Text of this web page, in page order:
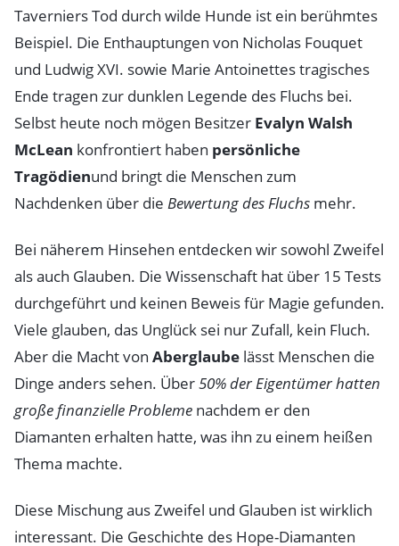
Taverniers Tod durch wilde Hunde ist ein berühmtes
Beispiel. Die Enthauptungen von Nicholas Fouquet
und Ludwig XVI. sowie Marie Antoinettes tragisches
Ende tragen zur dunklen Legende des Fluchs bei.
Selbst heute noch mögen Besitzer Evalyn Walsh
McLean konfrontiert haben persönliche
Tragödienund bringt die Menschen zum
Nachdenken über die Bewertung des Fluchs mehr.
Bei näherem Hinsehen entdecken wir sowohl Zweifel
als auch Glauben. Die Wissenschaft hat über 15 Tests
durchgeführt und keinen Beweis für Magie gefunden.
Viele glauben, das Unglück sei nur Zufall, kein Fluch.
Aber die Macht von Aberglaube lässt Menschen die
Dinge anders sehen. Über50% der Eigentümer hatten
große finanzielle Probleme nachdem er den
Diamanten erhalten hatte, was ihn zu einem heißen
Thema machte.
Diese Mischung aus Zweifel und Glauben ist wirklich
interessant. Die Geschichte des Hope-Diamanten